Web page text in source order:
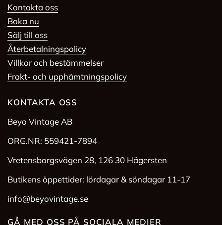
Kontakta oss
Boka nu
Sälj till oss
Återbetalningspolicy
Villkor och bestämmelser
Frakt- och upphämtningspolicy
KONTAKTA OSS
Beyo Vintage AB
ORG.NR: 559421-7894
Vretensborgsvägen 28, 126 30 Hägersten
Butikens öppettider: lördagar & söndagar 11-17
info@beyovintage.se
GÅ MED OSS PÅ SOCIALA MEDIER